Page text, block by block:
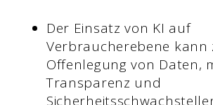
Der Einsatz von KI auf
Verbraucherebene kann
Offenlegung von Daten,
Transparenz und